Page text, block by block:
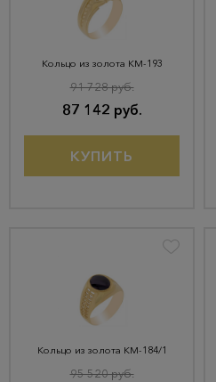
Кольцо из золота КМ-193
87 142 руб.
91 728 руб.
КУПИТЬ
Кольцо из золота КМ-184/1
95 520 руб.